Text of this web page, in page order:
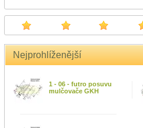
Nejprohlíženější
1 - 06 - futro posuvu
mulčovače GKH